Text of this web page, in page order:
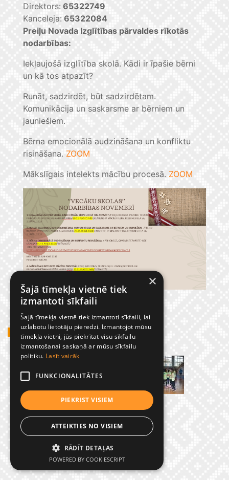
Direktors: 65322749
Kanceleja: 65322084
Preiļu Novada Izglītības pārvaldes rīkotās
nodarbības:
Iekļaujošā izglītība skolā. Kādi ir īpašie bērni
un kā tos atpazīt?
Runāt, sadzirdēt, būt sadzirdētam.
Komunikācija un saskarsme ar bērniem un
jauniešiem.
Bērna emocionālā audzināšana un konfliktu
risināšana. ZOOM
Mākslīgais intelekts mācību procesā. ZOOM
GADĪJUMBILDES
© Preiļu 1. pamatskola
×
Šajā tīmekļa vietnē tiek
izmantoti sīkfaili
Šajā tīmekļa vietnē tiek izmantoti sīkfaili, lai
uzlabotu lietotāju pieredzi. Izmantojot mūsu
tīmekļa vietni, jūs piekrītat visu sīkfailu
izmantošanai saskaņā ar mūsu sīkfailu
politiku. Lasīt vairāk
FUNKCIONALITĀTES
PIEKRIST VISIEM
ATTEIKTIES NO VISIEM
RĀDĪT DETAĻAS
POWERED BY COOKIESCRIPT